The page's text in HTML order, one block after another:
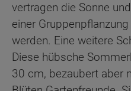
vertragen die Sonne
einer
werden. Eine weitere
Diese hübsche
30 cm, bezaubert aber